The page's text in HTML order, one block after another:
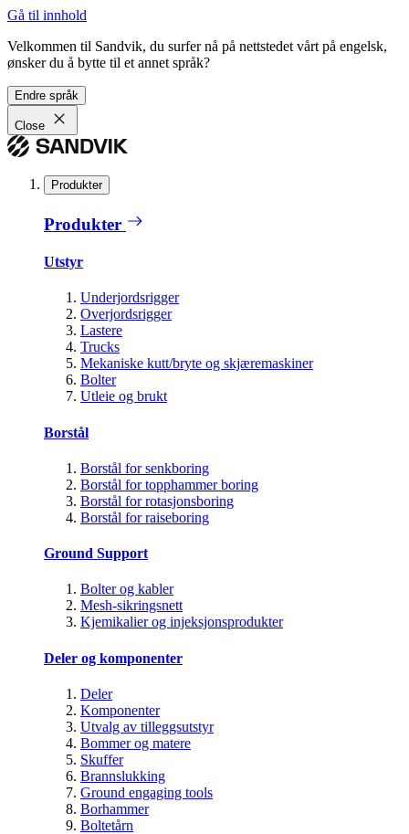
Gå til innhold
Velkommen til Sandvik, du surfer nå på nettstedet vårt på engelsk,
ønsker du å bytte til et annet språk?
Endre språk
Close
Produkter
Produkter
Utstyr
Underjordsrigger
Overjordsrigger
Lastere
Trucks
Mekaniske kutt/bryte og skjæremaskiner
Bolter
Utleie og brukt
Borstål
Borstål for senkboring
Borstål for topphammer boring
Borstål for rotasjonsboring
Borstål for raiseboring
Ground Support
Bolter og kabler
Mesh-sikringsnett
Kjemikalier og injeksjonsprodukter
Deler og komponenter
Deler
Komponenter
Utvalg av tilleggsutstyr
Bommer og matere
Skuffer
Brannslukking
Ground engaging tools
Borhammer
Boltetårn